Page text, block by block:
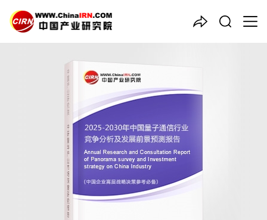
中国产业咨询领导者
2025-2030年中国
行业竞争分析及发展前景预测
品质保障，一年免费更新维护
出版日期：2025年5月
《2025-2030年中国量子通信行业竞争分析及发展前景预测报
告》由中研普华量子通信行业分析专家领衔撰写，主要分析了量子
通信行业的市场规模、发展现状与投资前景，同时对量子通信行业
的未来发展做出科学的趋势预测和专业的量子通信行业数据分析，
帮助客户评估量子通信行业投资价值。